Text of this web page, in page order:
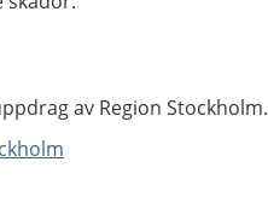
av Region Stockholm.